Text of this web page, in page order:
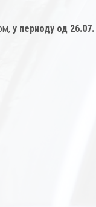
у периоду од